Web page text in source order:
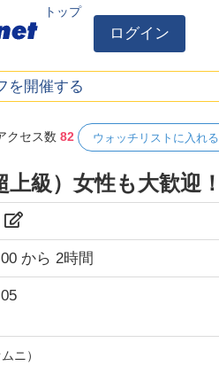
トップ
ログイン
を開催する
クセス数82 ウォッチリストに入れる
級）女性も大歓迎！
から2時間
ニ）